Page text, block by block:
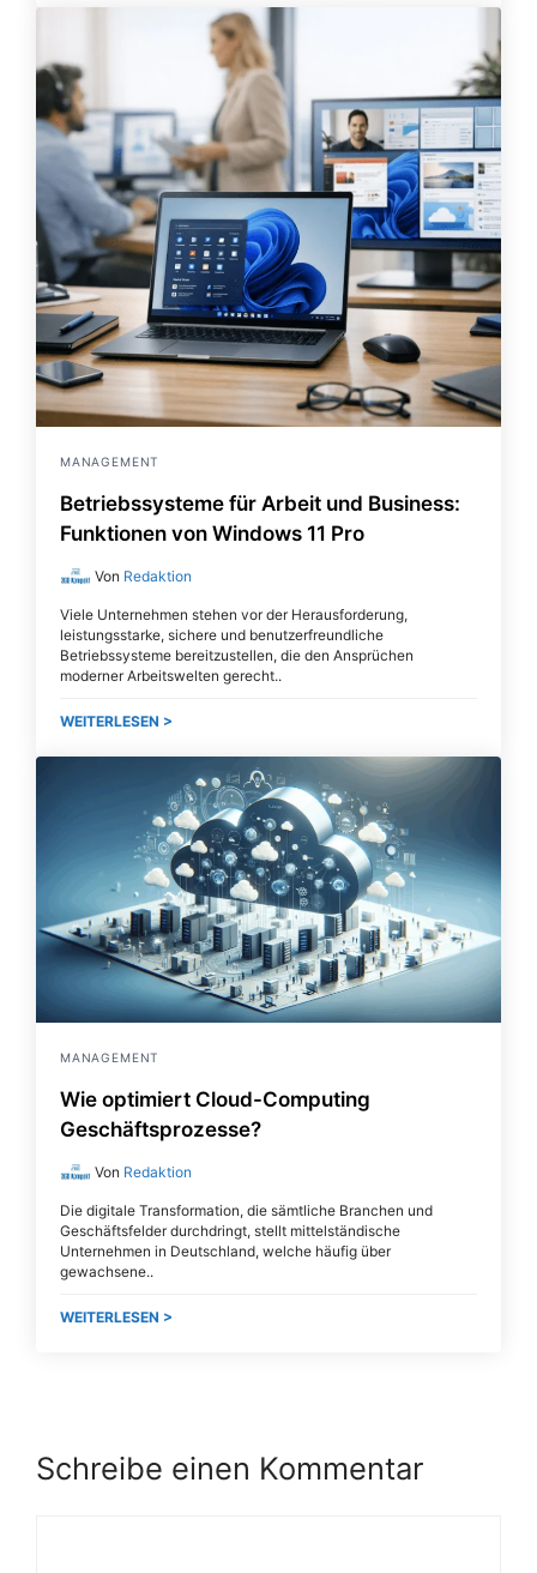
MANAGEMENT
Betriebssysteme für Arbeit und Business:
Funktionen von Windows 11 Pro
Von Redaktion
Viele Unternehmen stehen vor der Herausforderung,
leistungsstarke, sichere und benutzerfreundliche
Betriebssysteme bereitzustellen, die den Ansprüchen
moderner Arbeitswelten gerecht
WEITERLESEN >
MANAGEMENT
Wie optimiert Cloud-Computing
Geschäftsprozesse?
Von Redaktion
Die digitale Transformation, die sämtliche Branchen und
Geschäftsfelder durchdringt, stellt mittelständische
Unternehmen in Deutschland, welche häufig über
gewachsene
WEITERLESEN >
Schreibe einen Kommentar